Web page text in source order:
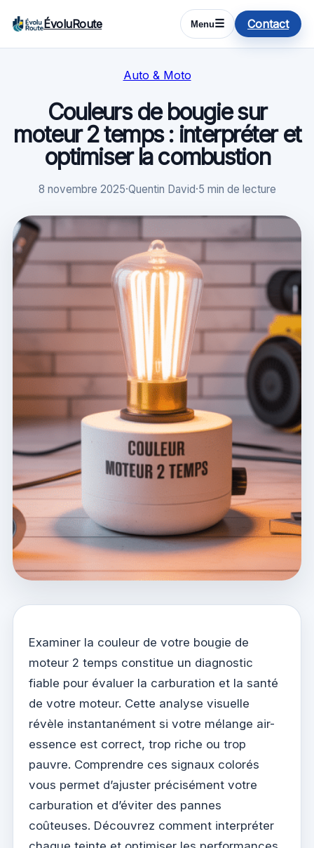
ÉvoluRoute Menu☰ Contact
Auto & Moto
Couleurs de bougie sur
moteur 2 temps : interpréter et
optimiser la combustion
8 novembre 2025·Quentin David·5 min de lecture
Examiner la couleur de votre bougie de
moteur 2 temps constitue un diagnostic
fiable pour évaluer la carburation et la santé
de votre moteur. Cette analyse visuelle
révèle instantanément si votre mélange air-
essence est correct, trop riche ou trop
pauvre. Comprendre ces signaux colorés
vous permet d’ajuster précisément votre
carburation et d’éviter des pannes
coûteuses. Découvrez comment interpréter